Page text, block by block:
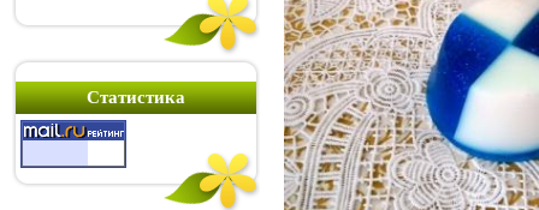
Статистика